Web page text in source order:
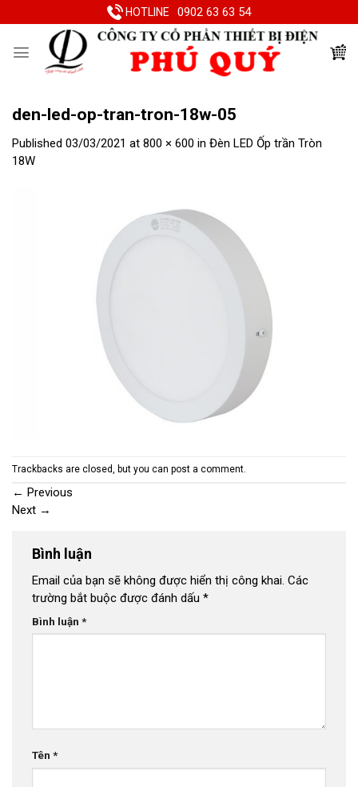
to
HOTLINE 0902 63 63 54
den-led-op-tran-tron-18w-05
Published 03/03/2021 at 800 × 600 in Đèn LED Ốp trần Tròn
18W
Trackbacks are closed, but you can post a comment.
← Previous
Next →
Bình luận
Email của bạn sẽ không được hiển thị công khai. Các
trường bắt buộc được đánh dấu *
Bình luận *
Tên *